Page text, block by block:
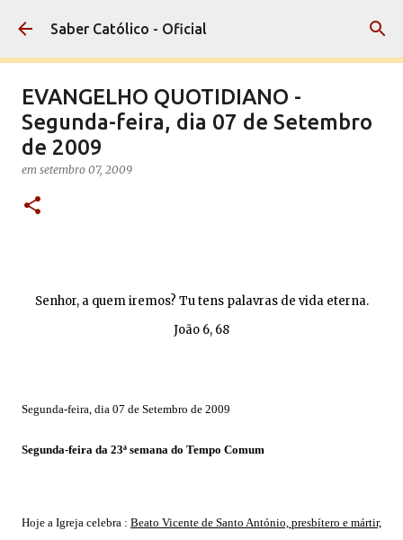
Pular para o conteúdo principal
Saber Católico - Oficial
EVANGELHO QUOTIDIANO -
Segunda-feira, dia 07 de Setembro
de 2009
em setembro 07, 2009
Senhor, a quem iremos? Tu tens palavras de vida eterna.
João 6, 68
Segunda-feira, dia 07 de Setembro de 2009
Segunda-feira da 23ª semana do Tempo Comum
Hoje a Igreja celebra : Beato Vicente de Santo António, presbítero e mártir,